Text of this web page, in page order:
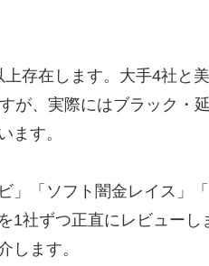
存在します。大手4社と
が、実際にはブラック・
ます。
」「ソフト闇金レイス」
1社ずつ正直にレビューし
します。